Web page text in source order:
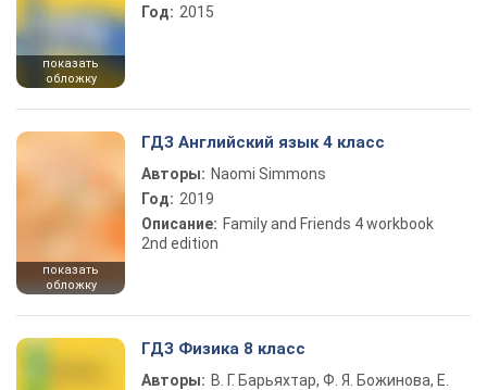
показать
обложку
Год: 2015
показать
обложку
ГДЗ Английский язык 4 класс
Авторы: Naomi Simmons
Год: 2019
Описание: Family and Friends 4 workbook
2nd edition
ГДЗ Физика 8 класс
Авторы: В. Г. Барьяхтар, Ф. Я. Божинова, Е.